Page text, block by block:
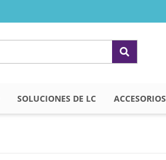
SOLUCIONES DE LC ACCESORIOS